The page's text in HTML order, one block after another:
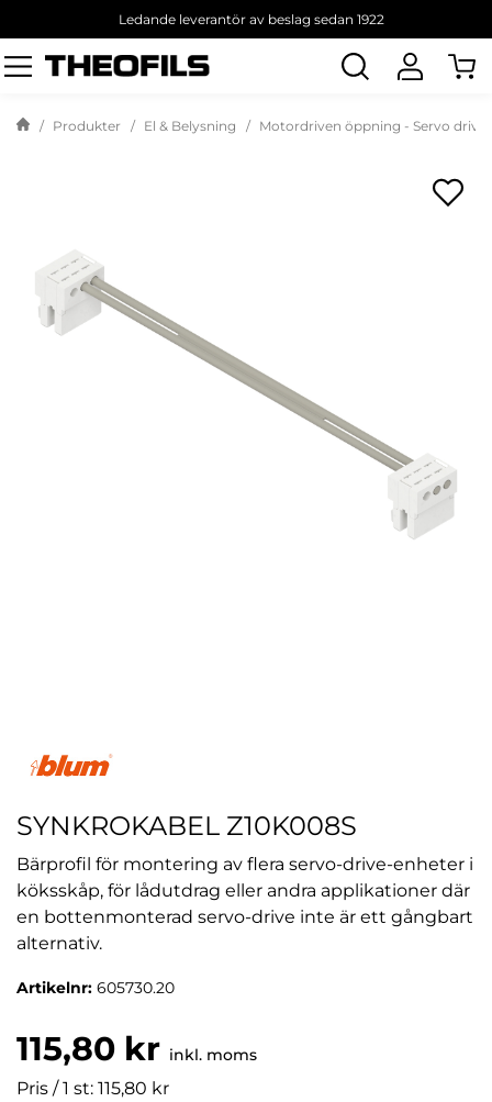
Ledande leverantör av beslag sedan 1922
Sök
produkt
Produkter El & Belysning Motordriven öppning - Servo drive
SYNKROKABEL Z10K008S
Bärprofil för montering av flera servo-drive-enheter i
köksskåp, för lådutdrag eller andra applikationer där
en bottenmonterad servo-drive inte är ett gångbart
alternativ.
Artikelnr: 605730.20
115,80 kr inkl. moms
Pris / 1 st: 115,80 kr